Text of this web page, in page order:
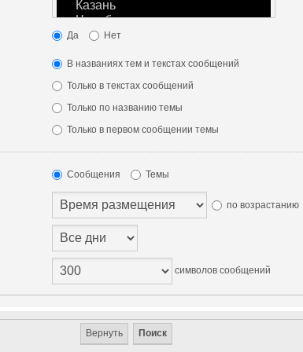
Да Нет
В названиях тем и текстах сообщений
Только в текстах сообщений
Только по названию темы
Только в первом сообщении темы
Сообщения Темы
по возрастанию
символов сообщений